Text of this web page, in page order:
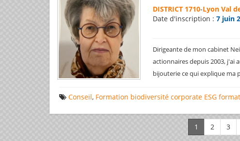
DISTRICT 1710-Lyon Val
Date d'inscription :7 juin
Dirigeante de mon cabinet
actionnaires depuis 2003, j'ai
bijouterie ce qui explique ma
Conseil, Formation biodiversité corporate ESG